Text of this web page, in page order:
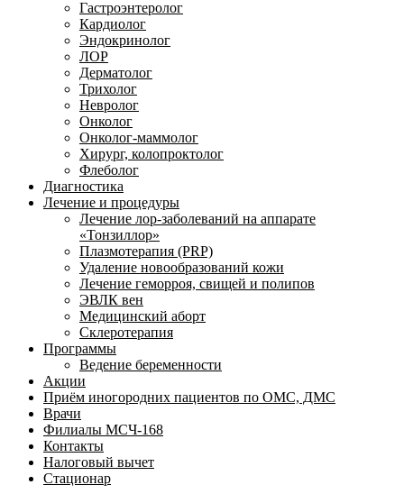
Гастроэнтеролог
Кардиолог
Эндокринолог
ЛОР
Дерматолог
Трихолог
Невролог
Онколог
Онколог-маммолог
Хирург, колопроктолог
Флеболог
Диагностика
Лечение и процедуры
Лечение лор-заболеваний на аппарате
«Тонзиллор»
Плазмотерапия (PRP)
Удаление новообразований кожи
Лечение геморроя, свищей и полипов
ЭВЛК вен
Медицинский аборт
Склеротерапия
Программы
Ведение беременности
Акции
Приём иногородних пациентов по ОМС, ДМС
Врачи
Филиалы МСЧ-168
Контакты
Налоговый вычет
Стационар